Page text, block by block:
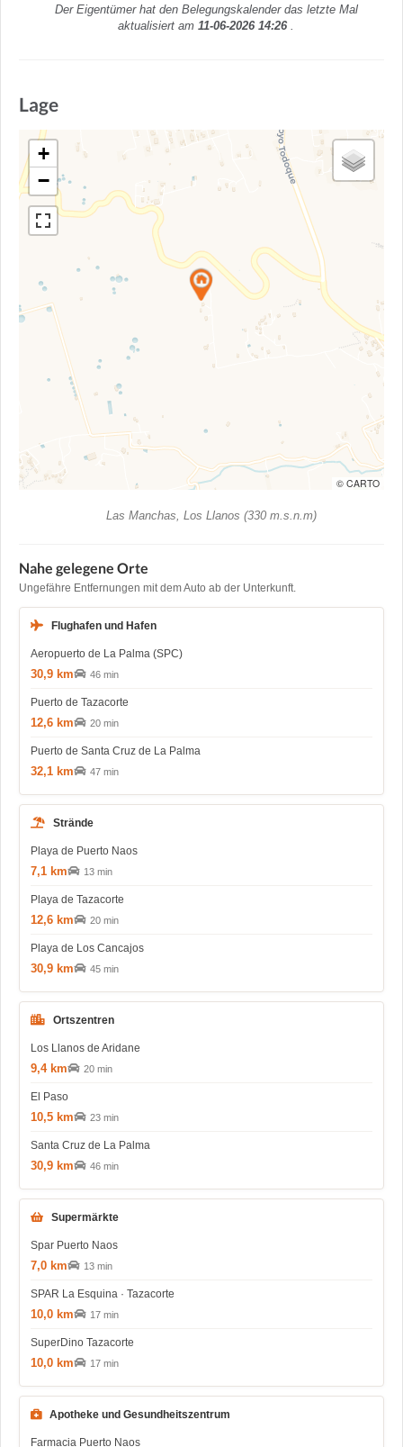
Der Eigentümer hat den Belegungskalender das letzte Mal
aktualisiert am 11-06-2026 14:26 .
Lage
+
−
© CARTO
Las Manchas, Los Llanos (330 m.s.n.m)
Nahe gelegene Orte
Ungefähre Entfernungen mit dem Auto ab der Unterkunft.
Flughafen und Hafen
Aeropuerto de La Palma (SPC)
30,9 km 46 min
Puerto de Tazacorte
12,6 km 20 min
Puerto de Santa Cruz de La Palma
32,1 km 47 min
Strände
Playa de Puerto Naos
7,1 km 13 min
Playa de Tazacorte
12,6 km 20 min
Playa de Los Cancajos
30,9 km 45 min
Ortszentren
Los Llanos de Aridane
9,4 km 20 min
El Paso
10,5 km 23 min
Santa Cruz de La Palma
30,9 km 46 min
Supermärkte
Spar Puerto Naos
7,0 km 13 min
SPAR La Esquina · Tazacorte
10,0 km 17 min
SuperDino Tazacorte
10,0 km 17 min
Apotheke und Gesundheitszentrum
Farmacia Puerto Naos